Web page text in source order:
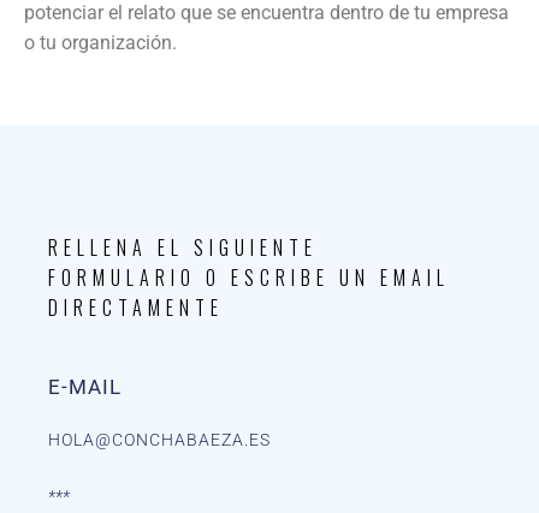
potenciar el relato que se encuentra dentro de tu empresa
o tu organización.
RELLENA EL SIGUIENTE
FORMULARIO O ESCRIBE UN EMAIL
DIRECTAMENTE
E-MAIL
HOLA@CONCHABAEZA.ES
***